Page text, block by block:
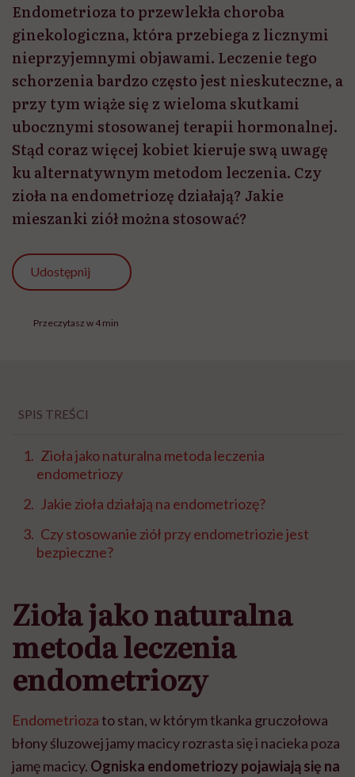
Endometrioza to przewlekła choroba
ginekologiczna, która przebiega z licznymi
nieprzyjemnymi objawami. Leczenie tego
schorzenia bardzo często jest nieskuteczne, a
przy tym wiąże się z wieloma skutkami
ubocznymi stosowanej terapii hormonalnej.
Stąd coraz więcej kobiet kieruje swą uwagę
ku alternatywnym metodom leczenia. Czy
zioła na endometriozę działają? Jakie
mieszanki ziół można stosować?
Udostępnij
Przeczytasz w 4 min
SPIS TREŚCI
Zioła jako naturalna metoda leczenia
endometriozy
Jakie zioła działają na endometriozę?
Czy stosowanie ziół przy endometriozie jest
bezpieczne?
Zioła jako naturalna
metoda leczenia
endometriozy
Endometriozato stan, w którym tkanka gruczołowa
błony śluzowej jamy macicyrozrasta się i nacieka poza
jamę macicy. Ogniska endometriozy pojawiają się na